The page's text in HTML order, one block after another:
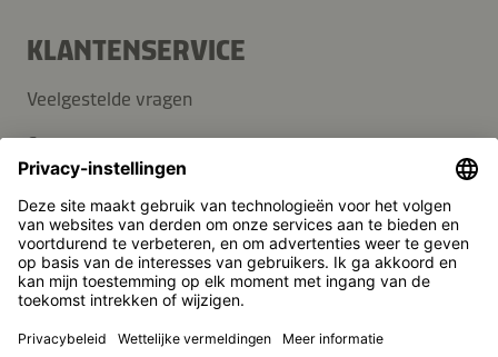
KLANTENSERVICE
Veelgestelde vragen
Contact
Pers
Kikkoman is een geregistreerd handelsmerk van Kikkoman
Corporation, Japan.